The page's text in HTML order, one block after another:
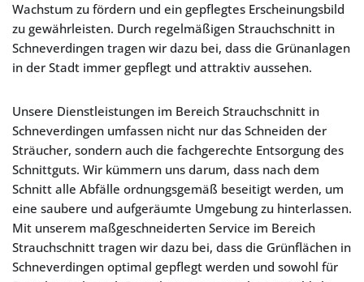
Wachstum zu fördern und ein gepflegtes Erscheinungsbild
zu gewährleisten. Durch regelmäßigen Strauchschnitt in
Schneverdingen tragen wir dazu bei, dass die Grünanlagen
in der Stadt immer gepflegt und attraktiv aussehen.
Unsere Dienstleistungen im Bereich Strauchschnitt in
Schneverdingen umfassen nicht nur das Schneiden der
Sträucher, sondern auch die fachgerechte Entsorgung des
Schnittguts. Wir kümmern uns darum, dass nach dem
Schnitt alle Abfälle ordnungsgemäß beseitigt werden, um
eine saubere und aufgeräumte Umgebung zu hinterlassen.
Mit unserem maßgeschneiderten Service im Bereich
Strauchschnitt tragen wir dazu bei, dass die Grünflächen in
Schneverdingen optimal gepflegt werden und sowohl für